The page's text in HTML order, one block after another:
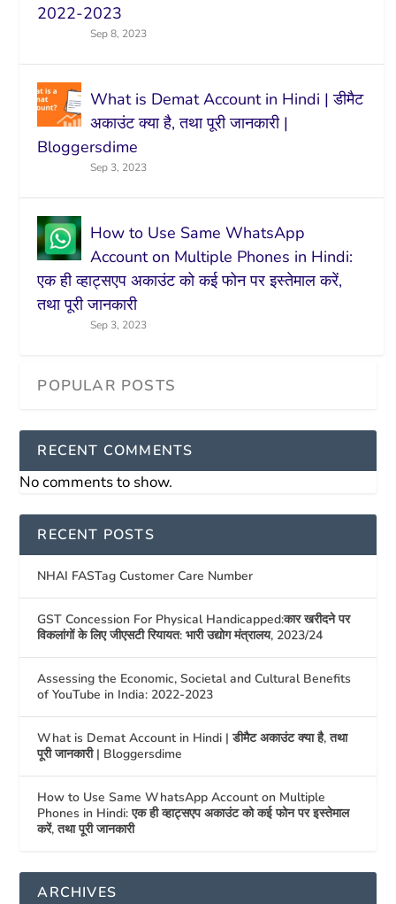
2022-2023
Sep 8, 2023
What is Demat Account in Hindi | डीमैट
अकाउंट क्या है, तथा पूरी जानकारी |
Bloggersdime
Sep 3, 2023
How to Use Same WhatsApp
Account on Multiple Phones in Hindi:
एक ही व्हाट्सएप अकाउंट को कई फोन पर इस्तेमाल करें,
तथा पूरी जानकारी
Sep 3, 2023
RECENT COMMENTS
No comments to show.
RECENT POSTS
NHAI FASTag Customer Care Number
GST Concession For Physical Handicapped:कार खरीदने पर
विकलांगों के लिए जीएसटी रियायत: भारी उद्योग मंत्रालय, 2023/24
Assessing the Economic, Societal and Cultural Benefits
of YouTube in India: 2022-2023
What is Demat Account in Hindi | डीमैट अकाउंट क्या है, तथा
पूरी जानकारी | Bloggersdime
How to Use Same WhatsApp Account on Multiple
Phones in Hindi: एक ही व्हाट्सएप अकाउंट को कई फोन पर इस्तेमाल
करें, तथा पूरी जानकारी
ARCHIVES